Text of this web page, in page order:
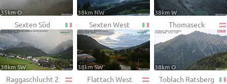
35km O 38km NW 38km W
Sexten Süd
38km SW
Sexten West
38km SW
Thomaseck
38km O
Raggaschlucht 2 Flattach West Toblach Ratsberg